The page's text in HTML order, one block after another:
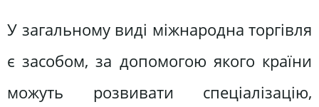
У загальному виді міжнародна торгівля
є засобом, за допомогою якого країни
можуть розвивати спеціалізацію,